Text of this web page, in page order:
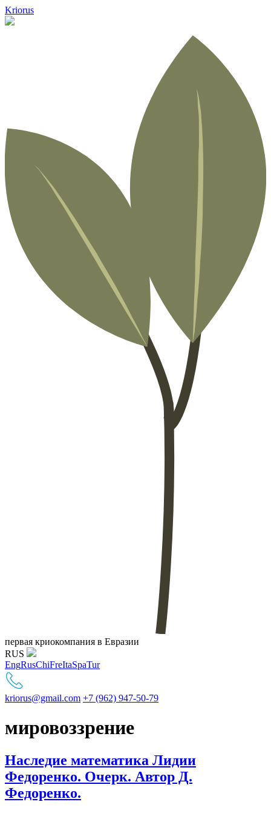
Kriorus
первая криокомпания в Евразии
RUS
EngRusChiFreItaSpaTur
kriorus@gmail.com +7 (962) 947-50-79
мировоззрение
Наследие математика Лидии
Федоренко. Очерк. Автор Д.
Федоренко.